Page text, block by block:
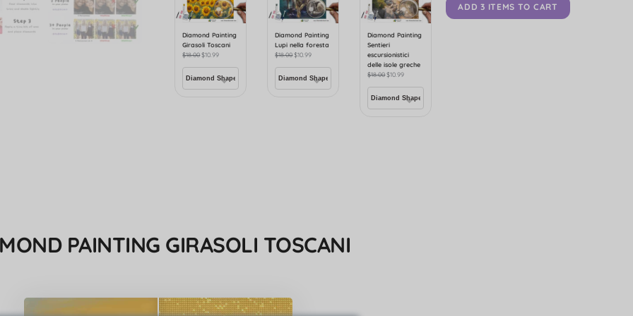
Diamond Painting
Girasoli Toscani
$18.00$10.99
Diamond Painting
Lupi nella foresta
$18.00$10.99
Diamond Painting
Sentieri
escursionistici
delle isole greche
$18.00$10.99
ADD 3 ITEMS TO CART
PAINTING GIRASOLI TOSCANI